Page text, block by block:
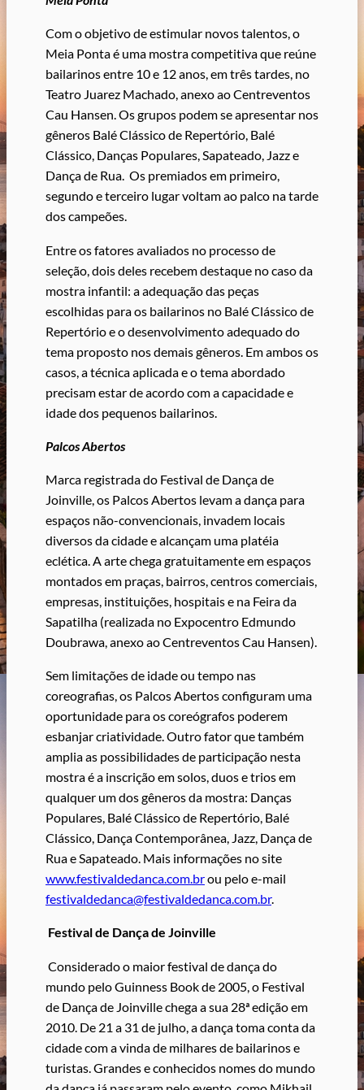
Com o objetivo de estimular novos talentos, o
Meia Ponta é uma mostra competitiva que reúne
bailarinos entre 10 e 12 anos, em três tardes, no
Teatro Juarez Machado, anexo ao Centreventos
Cau Hansen. Os grupos podem se apresentar nos
gêneros Balé Clássico de Repertório, Balé
Clássico, Danças Populares, Sapateado, Jazz e
Dança de Rua. Os premiados em primeiro,
segundo e terceiro lugar voltam ao palco na tarde
dos campeões.
Entre os fatores avaliados no processo de
seleção, dois deles recebem destaque no caso da
mostra infantil: a adequação das peças
escolhidas para os bailarinos no Balé Clássico de
Repertório e o desenvolvimento adequado do
tema proposto nos demais gêneros. Em ambos os
casos, a técnica aplicada e o tema abordado
precisam estar de acordo com a capacidade e
idade dos pequenos bailarinos.
Palcos Abertos
Marca registrada do Festival de Dança de
Joinville, os Palcos Abertos levam a dança para
espaços não-convencionais, invadem locais
diversos da cidade e alcançam uma platéia
eclética. A arte chega gratuitamente em espaços
montados em praças, bairros, centros comerciais,
empresas, instituições, hospitais e na Feira da
Sapatilha (realizada no Expocentro Edmundo
Doubrawa, anexo ao Centreventos Cau Hansen).
Sem limitações de idade ou tempo nas
coreografias, os Palcos Abertos configuram uma
oportunidade para os coreógrafos poderem
esbanjar criatividade. Outro fator que também
amplia as possibilidades de participação nesta
mostra é a inscrição em solos, duos e trios em
qualquer um dos gêneros da mostra: Danças
Populares, Balé Clássico de Repertório, Balé
Clássico, Dança Contemporânea, Jazz, Dança de
Rua e Sapateado. Mais informações no site
www.festivaldedanca.com.brou pelo e-mail
festivaldedanca@festivaldedanca.com.br.
Festival de Dança de Joinville
Considerado o maior festival de dança do
mundo pelo Guinness Book de 2005, o Festival
de Dança de Joinville chega a sua 28ª edição em
2010. De 21 a 31 de julho, a dança toma conta da
cidade com a vinda de milhares de bailarinos e
turistas. Grandes e conhecidos nomes do mundo